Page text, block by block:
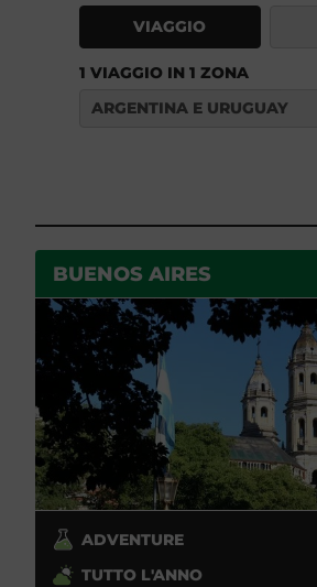
VIAGGIO
1 VIAGGIO IN 1 ZONA
ARGENTINA E URUGUAY
BUENOS AIRES
ADVENTURE
TUTTO L'ANNO